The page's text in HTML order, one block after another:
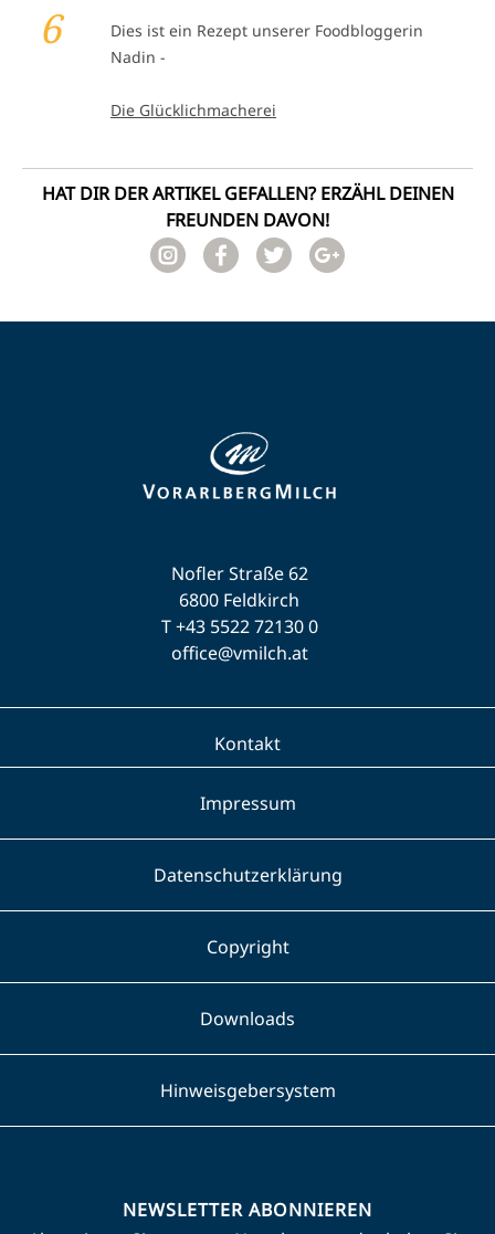
6
Dies ist ein Rezept unserer Foodbloggerin
Nadin -
Die Glücklichmacherei
HAT DIR DER ARTIKEL GEFALLEN? ERZÄHL DEINEN
FREUNDEN DAVON!
Nofler Straße 62
6800 Feldkirch
T +43 5522 72130 0
office@vmilch.at
Kontakt
Impressum
Datenschutzerklärung
Copyright
Downloads
Hinweisgebersystem
NEWSLETTER ABONNIEREN